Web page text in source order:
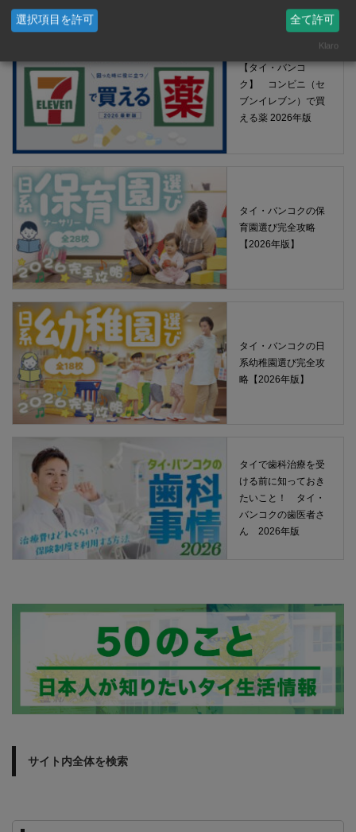
【タイ・バンコ
ク】 コンビニ（セ
ブンイレブン）で買
える薬 2026年版
タイ・バンコクの保
育園選び完全攻略
【2026年版】
タイ・バンコクの日
系幼稚園選び完全攻
略【2026年版】
タイで歯科治療を受
ける前に知っておき
たいこと！ タイ・
バンコクの歯医者さ
ん 2026年版
サイト内全体を検索
選択項目を許可 全て許可
Klaro